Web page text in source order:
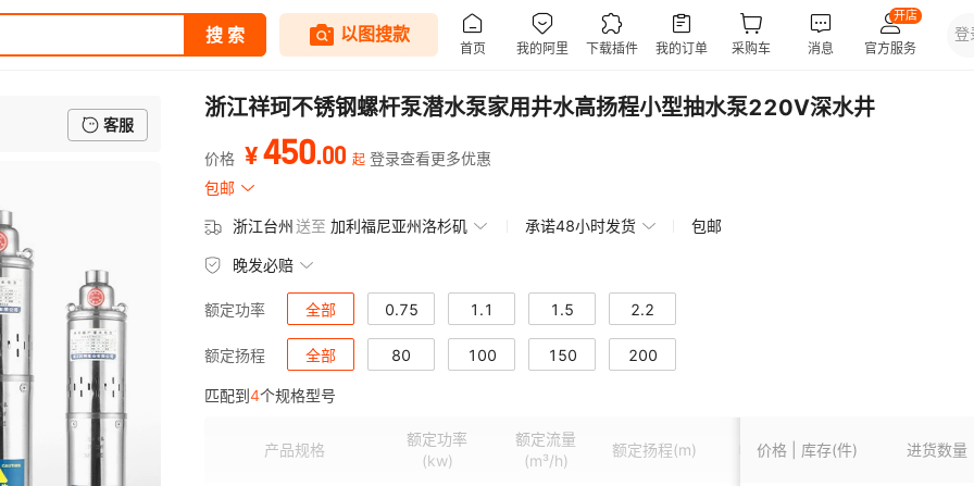
客服
浙江祥珂不锈钢螺杆泵潜水泵家用井水高扬程小型抽水泵220V深水井
价格 ¥450.00 起 登录查看更多优惠
包邮
浙江台州送至 加利福尼亚州洛杉矶 承诺48小时发货 包邮
晚发必赔
额定功率 全部 0.75 1.1 1.5 2.2
额定扬程 全部 80 100 150 200
匹配到4个规格型号
产品规格
额定功率
(kw)
额定流量
(m³/h)
额定扬程(m) 电压(V) 进口尺寸
价格 | 库存(件) 进货数量